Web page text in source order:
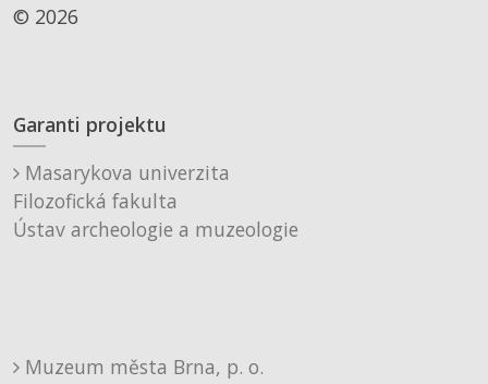
© 2026
Garanti projektu
Masarykova univerzita
Filozofická fakulta
Ústav archeologie a muzeologie
Muzeum města Brna, p. o.